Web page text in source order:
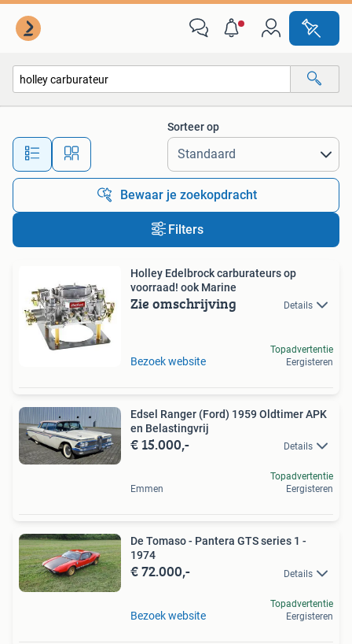
Alle afstanden…
Sorteer op
Bewaar je zoekopdracht
Filters
Holley Edelbrock carburateurs op
voorraad! ook Marine
Zie omschrijving Details
Bezoek website
Topadvertentie
Eergisteren
Edsel Ranger (Ford) 1959 Oldtimer APK
en Belastingvrij
€ 15.000,- Details
Emmen
Topadvertentie
Eergisteren
De Tomaso - Pantera GTS series 1 -
1974
€ 72.000,- Details
Bezoek website
Topadvertentie
Eergisteren